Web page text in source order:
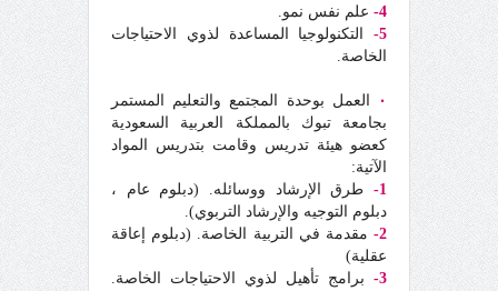
4-
علم نفس نمو.
5-
التكنولوجيا المساعدة لذوي الاحتياجات
الخاصة.
٠
العمل بوحدة المجتمع والتعليم المستمر
بجامعة تبوك بالمملكة العربية السعودية
كعضو هيئة تدريس وقامت بتدريس المواد
الآتية:
1-
طرق الإرشاد ووسائله. (دبلوم عام ،
دبلوم التوجيه والإرشاد التربوي).
2-
مقدمة في التربية الخاصة. (دبلوم إعاقة
عقلية)
3-
برامج تأهيل لذوي الاحتياجات الخاصة.